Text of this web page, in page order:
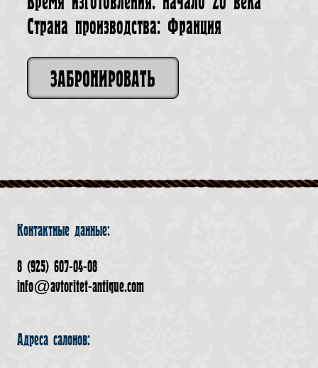
Страна производства: Франция
ЗАБРОНИРОВАТЬ
Контактные данные:
8 (925) 607-04-08
info@avtoritet-antique.com
Адреса салонов: